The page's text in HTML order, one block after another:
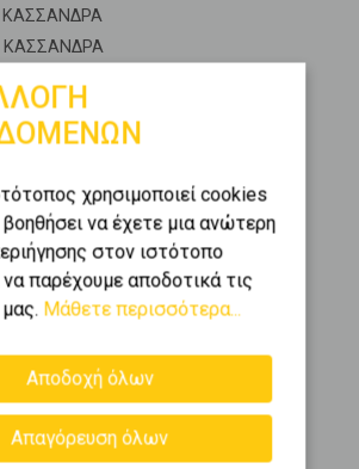
ΚΑΣΣΑΝΔΡΑ
ΚΑΣΣΑΝΔΡΑ
ΚΑΣΣΑΝΔΡΑ
ΚΑΣΣΑΝΔΡΑ
(ανεξάρτητη) ΚΑΣΣΑΝΔΡΑ
(εφαπτόμενη) ΚΑΣΣΑΝΔΡΑ
ΚΑΣΣΑΝΔΡΑ
ΚΑΣΣΑΝΔΡΑ
ΚΑΣΣΑΝΔΡΑ
κατοικιών ΚΑΣΣΑΝΔΡΑ
ΚΑΣΣΑΝΔΡΑ
χρησιμοποιεί cookies
να έχετε μια ανώτερη
στον ιστότοπο
παρέχουμε αποδοτικά τις
Μάθετε περισσότερα...
Αποδοχή όλων
Απαγόρευση όλων